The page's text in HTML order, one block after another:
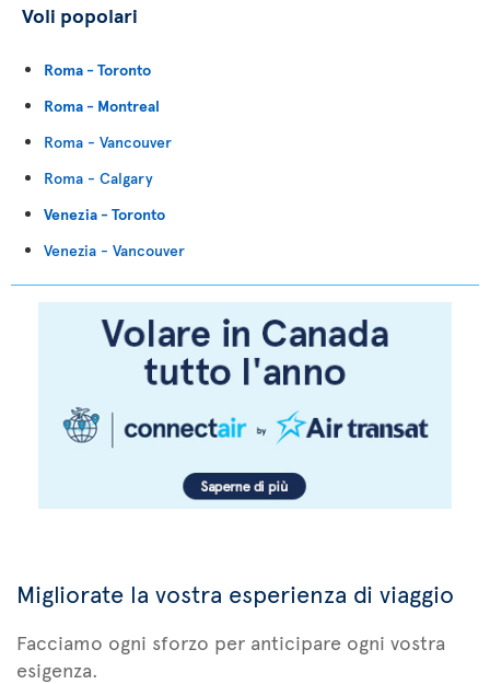
Voli popolari
Roma - Toronto
Roma - Montreal
Roma - Vancouver
Roma - Calgary
Venezia - Toronto
Venezia - Vancouver
Migliorate la vostra esperienza di viaggio
Facciamo ogni sforzo per anticipare ogni vostra
esigenza.